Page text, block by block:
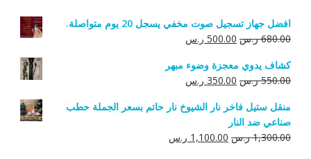
افضل جهاز تسجيل صوت مخفي يسجل 20 يوم متواصلة.
680.00 ر.س السعر
هو:
680.00 ر.س.
500.00 ر.سالسعر
هو:
500.00 ر.س.
كشاف يدوي معجزة وضوء مبهر
550.00 ر.س السعر
هو:
550.00 ر.س.
350.00 ر.سالسعر
هو:
منقل ستيل فاخر نار الشيوخ نار حاتم بسعر الجملة حطب
صناعي ضد النار
1,300.00 ر.س السعر
1,100.00 ر.سالسعر